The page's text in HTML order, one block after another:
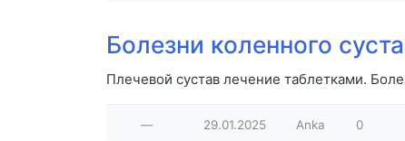
Болезни коленного
Плечевой сустав лечение таблетками.
— 29.01.2025 Anka 0